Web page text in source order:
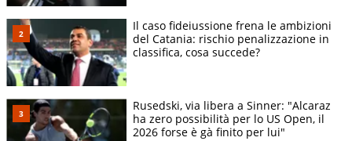
Il caso fideiussione frena le ambizioni
del Catania: rischio penalizzazione in
classifica, cosa succede?
Rusedski, via libera a Sinner: "Alcaraz
ha zero possibilità per lo US Open, il
2026 forse è gà finito per lui"